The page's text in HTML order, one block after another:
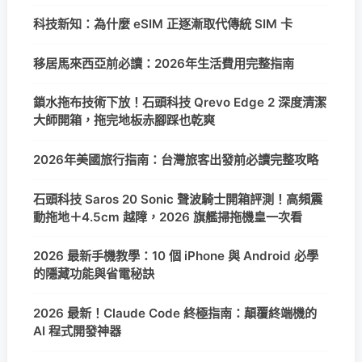
科技新知：為什麼 eSIM 正逐漸取代傳統 SIM 卡
移居馬來西亞前必讀：2026年生活費用完整指南
鎖水拖布技術下放！石頭科技 Qrevo Edge 2 深度清潔
大師開箱，拖完地板赤腳踩也乾爽
2026年美國旅行指南：台灣旅客出發前必讀完整攻略
石頭科技 Saros 20 Sonic 聲波騎士開箱評測！高頻震
動拖地＋4.5cm 越障，2026 旗艦掃拖機皇一次看
2026 最新手機教學：10 個 iPhone 與 Android 必學
的隱藏功能與省電秘訣
2026 最新！Claude Code 終極指南：顛覆終端機的
AI 程式開發神器